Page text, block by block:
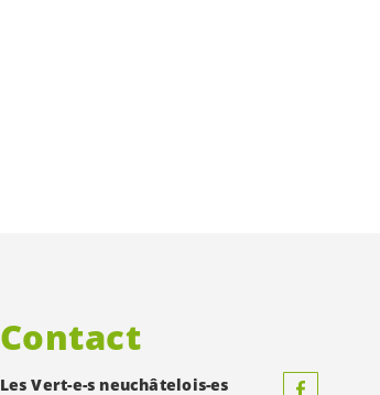
Contact
LesVert-e-s neuchâtelois-es